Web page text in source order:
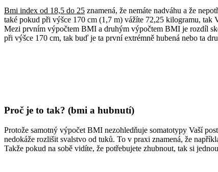
Bmi index od 18,5 do 25 znamená, že nemáte nadváhu a že
také pokud při výšce 170 cm (1,7 m) vážíte 72,25 kilogramu,
Mezi prvním výpočtem BMI a druhým výpočtem BMI je rozdíl
při výšce 170 cm, tak buď je ta první extrémně hubená nebo ta
Proč je to tak? (bmi a hubnutí)
Protože samotný výpočet BMI nezohledňuje somatotypy Vaší
nedokáže rozlišit svalstvo od tuků. To v praxi znamená, že
Takže pokud na sobě vidíte, že potřebujete zhubnout, tak si